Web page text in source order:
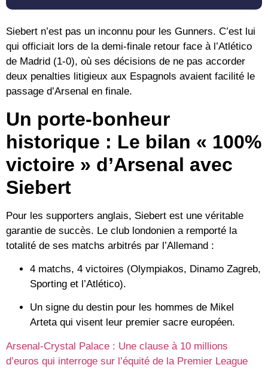
Siebert n’est pas un inconnu pour les Gunners. C’est lui
qui officiait lors de la demi-finale retour face à l’Atlético
de Madrid (1-0), où ses décisions de ne pas accorder
deux penalties litigieux aux Espagnols avaient facilité le
passage d’Arsenal en finale.
Un porte-bonheur
historique : Le bilan « 100%
victoire » d’Arsenal avec
Siebert
Pour les supporters anglais, Siebert est une véritable
garantie de succès. Le club londonien a remporté la
totalité de ses matchs arbitrés par l’Allemand :
4 matchs, 4 victoires (Olympiakos, Dinamo Zagreb,
Sporting et l’Atlético).
Un signe du destin pour les hommes de Mikel
Arteta qui visent leur premier sacre européen.
Arsenal-Crystal Palace : Une clause à 10 millions
d’euros qui interroge sur l’équité de la Premier League